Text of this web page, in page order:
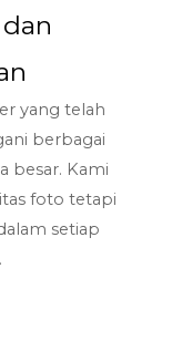
yang telah
berbagai
besar. Kami
foto tetapi
setiap